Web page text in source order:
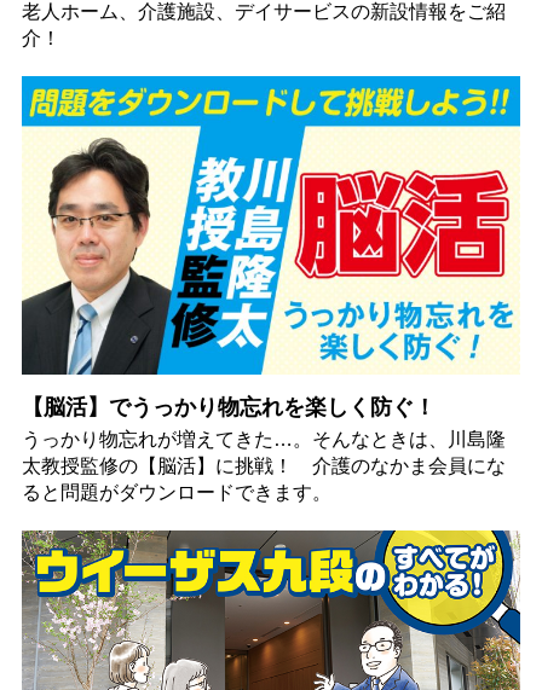
老人ホーム、介護施設、デイサービスの新設情報をご紹
介！
【脳活】でうっかり物忘れを楽しく防ぐ！
うっかり物忘れが増えてきた…。そんなときは、川島隆
太教授監修の【脳活】に挑戦！ 介護のなかま会員にな
ると問題がダウンロードできます。